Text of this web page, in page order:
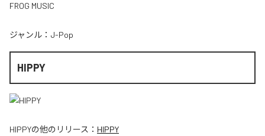
FROG MUSIC
ジャンル： J-Pop
HIPPY
HIPPYの他のリリース： HIPPY